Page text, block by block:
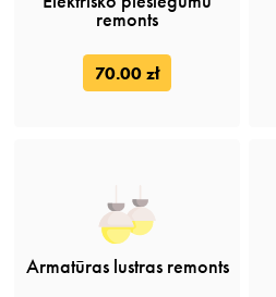
remonts
70.00 zł
Armatūras lustras remonts